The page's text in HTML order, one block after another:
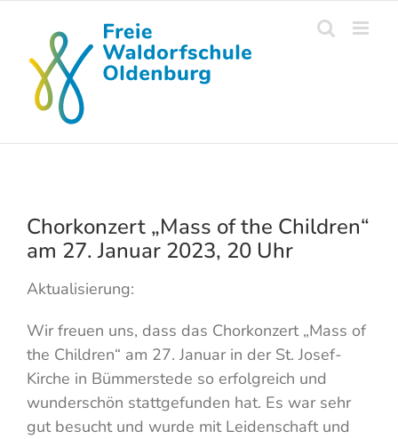
content
Chorkonzert „Mass of the Children“
am 27. Januar 2023, 20 Uhr
Aktualisierung:
Wir freuen uns, dass das Chorkonzert „Mass of
the Children“ am 27. Januar in der St. Josef-
Kirche in Bümmerstede so erfolgreich und
wunderschön stattgefunden hat. Es war sehr
gut besucht und wurde mit Leidenschaft und